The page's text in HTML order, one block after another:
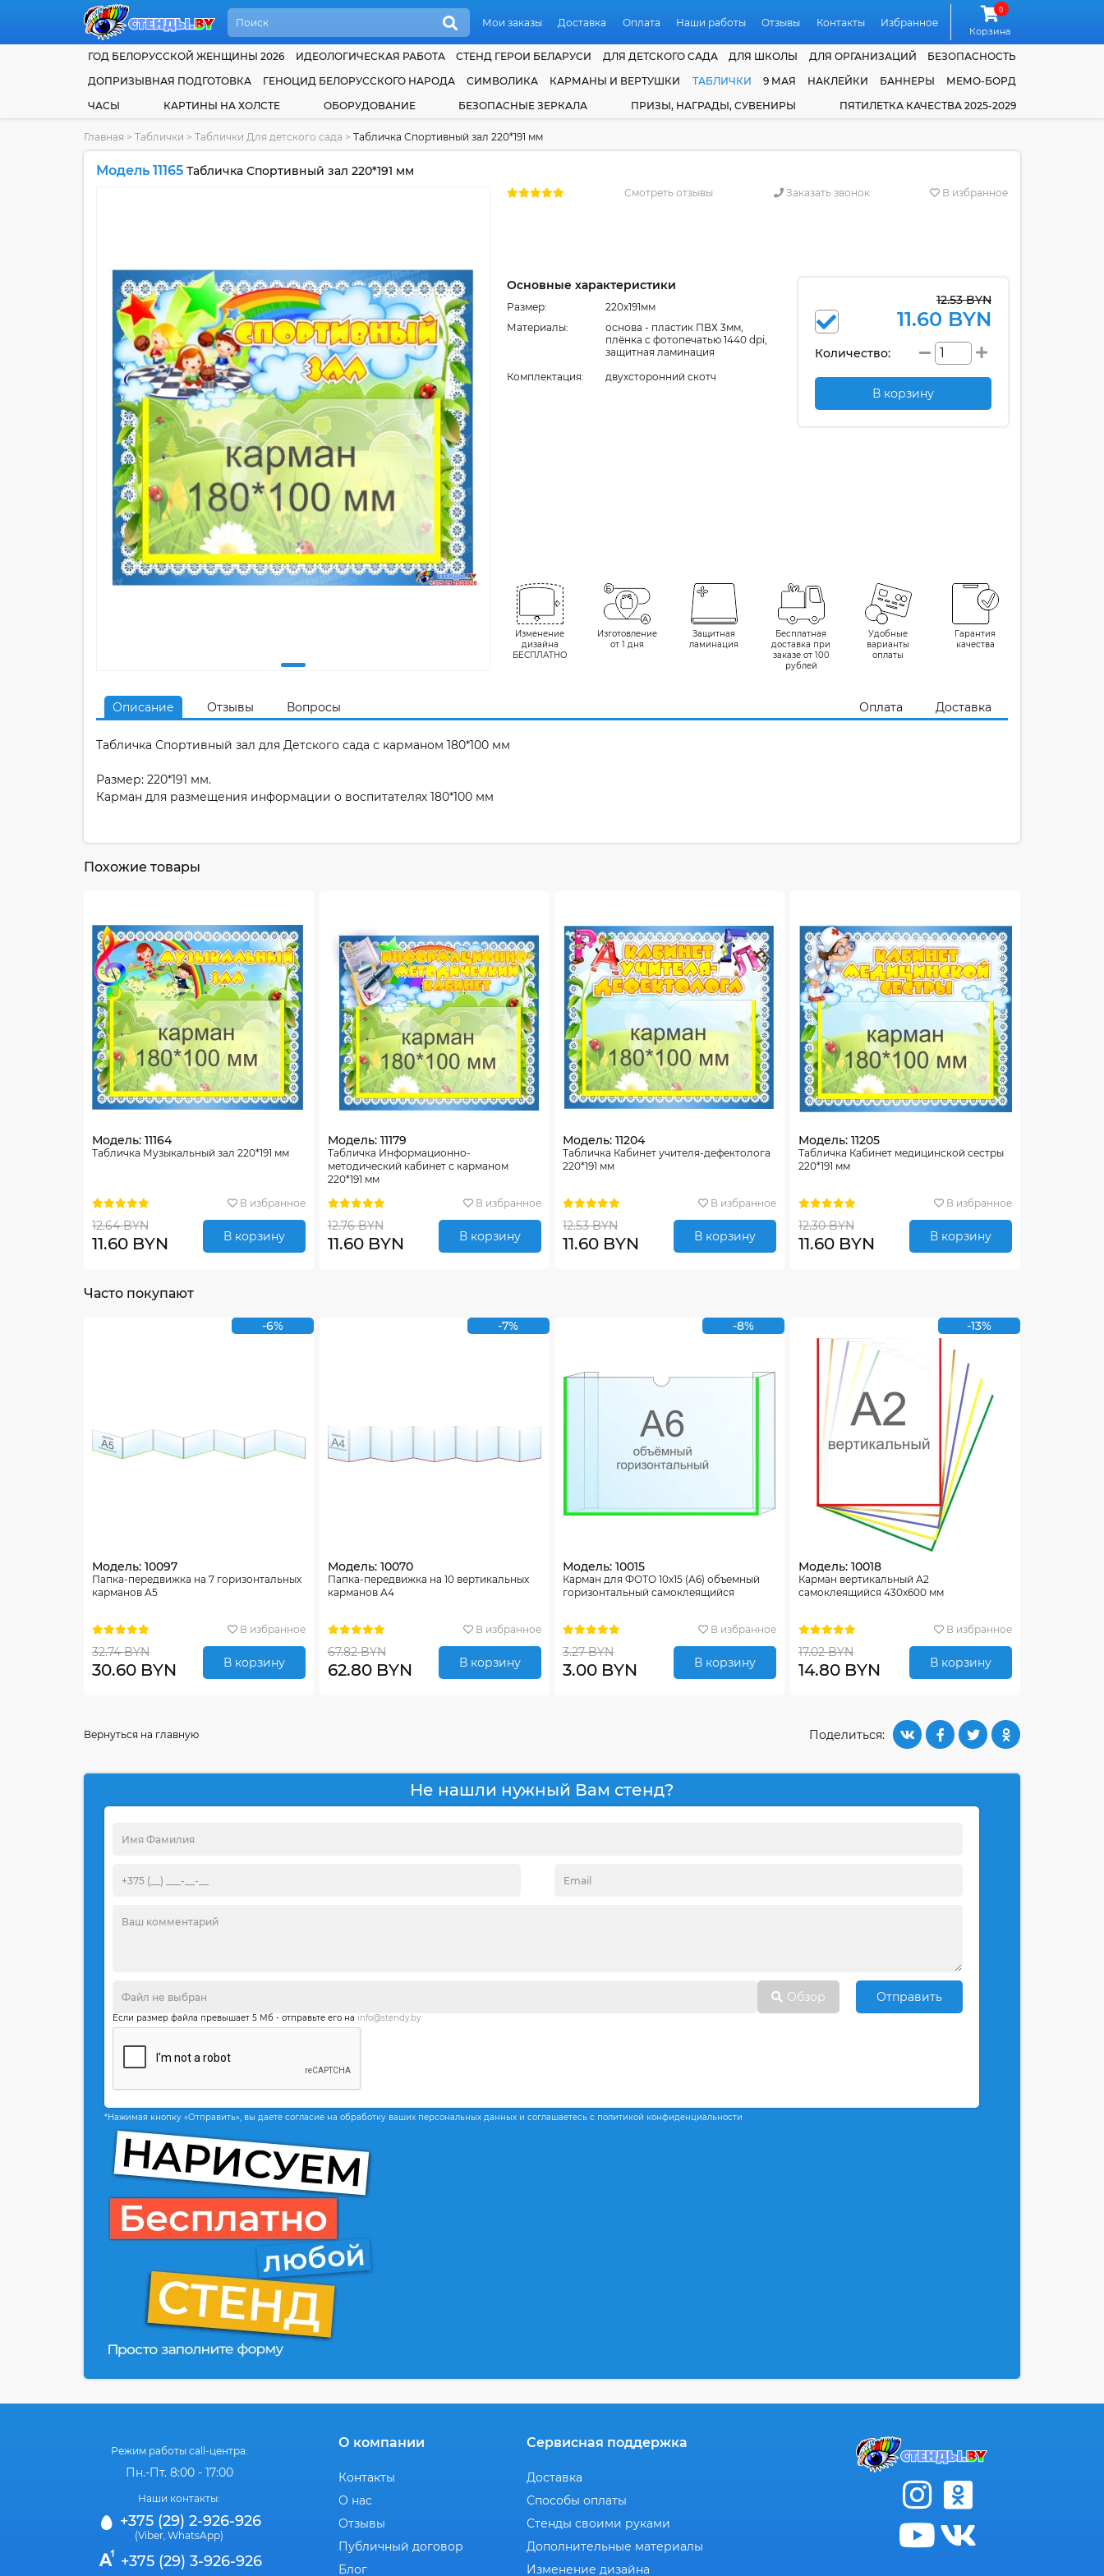
Мои заказы Доставка Оплата Наши работы Отзывы Контакты Избранное
0
Корзина
ГОД БЕЛОРУССКОЙ ЖЕНЩИНЫ 2026 ИДЕОЛОГИЧЕСКАЯ РАБОТА СТЕНД ГЕРОИ БЕЛАРУСИ ДЛЯ ДЕТСКОГО САДА ДЛЯ ШКОЛЫ ДЛЯ ОРГАНИЗАЦИЙ
БЕЗОПАСНОСТЬ
ДОПРИЗЫВНАЯ ПОДГОТОВКА
ГЕНОЦИД БЕЛОРУССКОГО НАРОДА СИМВОЛИКА КАРМАНЫ И ВЕРТУШКИ ТАБЛИЧКИ 9 МАЯ НАКЛЕЙКИ БАННЕРЫ
МЕМО-БОРД
ЧАСЫ
КАРТИНЫ НА ХОЛСТЕ ОБОРУДОВАНИЕ БЕЗОПАСНЫЕ ЗЕРКАЛА ПРИЗЫ, НАГРАДЫ, СУВЕНИРЫ ПЯТИЛЕТКА КАЧЕСТВА 2025-2029
Главная > Таблички > Таблички Для детского сада > Табличка Спортивный зал 220*191 мм
Модель 11165 Табличка Спортивный зал 220*191 мм
Смотреть отзывы Заказать звонок В избранное
Основные характеристики
Размер:
220x191мм
Материалы:
основа - пластик ПВХ 3мм,
плёнка с фотопечатью 1440 dpi,
защитная ламинация
Комплектация:
двухсторонний скотч
12.53 BYN
11.60 BYN
Количество:
В корзину
Изменение
дизайна
БЕСПЛАТНО
Изготовление
от 1 дня
Защитная
ламинация
Бесплатная
доставка при
заказе от 100
рублей
Удобные
варианты
оплаты
Гарантия
качества
Описание Отзывы Вопросы Оплата Доставка
Табличка Спортивный зал для Детского сада с карманом 180*100 мм
Размер: 220*191 мм.
Карман для размещения информации о воспитателях 180*100 мм
Похожие товары
Модель: 11164
Табличка Музыкальный зал 220*191 мм
В избранное
12.64 BYN
11.60 BYN В корзину
Модель: 11179
Табличка Информационно-
методический кабинет с карманом
220*191 мм
В избранное
12.76 BYN
11.60 BYN В корзину
Модель: 11204
Табличка Кабинет учителя-дефектолога
220*191 мм
В избранное
12.53 BYN
11.60 BYN В корзину
Модель: 11205
Табличка Кабинет медицинской сестры
220*191 мм
В избранное
12.30 BYN
11.60 BYN В корзину
Часто покупают
-6%
Модель: 10097
Папка-передвижка на 7 горизонтальных
карманов А5
В избранное
32.74 BYN
30.60 BYN В корзину
-7%
Модель: 10070
Папка-передвижка на 10 вертикальных
карманов А4
В избранное
67.82 BYN
62.80 BYN В корзину
-8%
Модель: 10015
Карман для ФОТО 10х15 (А6) объемный
горизонтальный самоклеящийся
В избранное
3.27 BYN
3.00 BYN В корзину
-13%
Модель: 10018
Карман вертикальный А2
самоклеящийся 430х600 мм
В избранное
17.02 BYN
14.80 BYN В корзину
Поделиться:
Вернуться на главную
Не нашли нужный Вам стенд?
Обзор Отправить
Если размер файла превышает 5 Мб - отправьте его на info@stendy.by
*Нажимая кнопку «Отправить», вы даете согласие на обработку ваших персональных данных и соглашаетесь с политикой конфиденциальности
Режим работы call-центра:
Пн.-Пт. 8:00 - 17:00
Наши контакты:
+375 (29) 2-926-926
(Viber, WhatsApp)
+375 (29) 3-926-926
О компании
Контакты
О нас
Отзывы
Публичный договор
Блог
Сервисная поддержка
Доставка
Способы оплаты
Стенды своими руками
Дополнительные материалы
Изменение дизайна